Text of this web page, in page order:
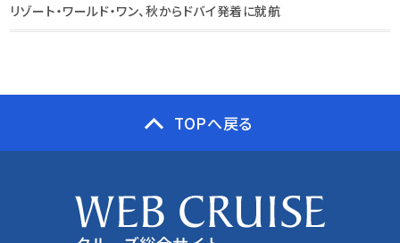
リゾート・ワールド・ワン、秋からドバイ発着に就航
TOPへ戻る